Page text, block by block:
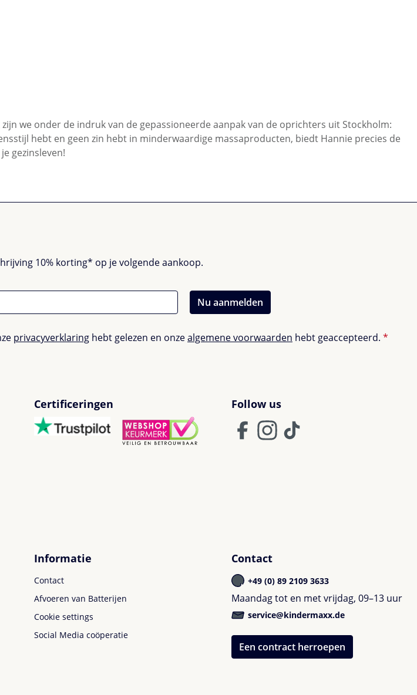
we onder de indruk van de gepassioneerde aanpak van de oprichters uit Stockholm:
hebt en geen zin hebt in minderwaardige massaproducten, biedt Hannie precies de
gezinsleven!
10% korting* op je volgende aankoop.
Nu aanmelden
privacyverklaringhebt gelezen en onzealgemene voorwaarden hebt geaccepteerd. *
Certificeringen Follow us
Informatie
Contact
Afvoeren van Batterijen
Cookie settings
Social Media coöperatie
Contact
+49 (0) 89 2109 3633
Maandag tot en met vrijdag, 09–13 uur
service@kindermaxx.de
Een contract herroepen